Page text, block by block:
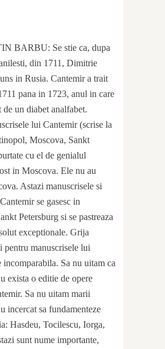
BARBU: Se stie ca, dupa
din 1711, Dimitrie
in Rusia. Cantemir a trait
pana in 1723, anul in care
de un diabet analfabet.
lui Cantemir (scrise la
Moscova, Sankt
cu el de genialul
in Moscova. Ele nu au
Astazi manuscrisele si
se gasesc in
Petersburg si se pastreaza
exceptionale. Grija
pentru manuscrisele lui
incomparabila. Sa nu uitam ca
exista o editie de opere
Sa nu uitam marii
incercat sa fundamenteze
Hasdeu, Tocilescu, Iorga,
sunt nume importante,